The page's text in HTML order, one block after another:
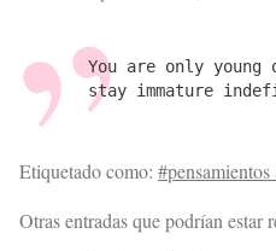
You are only young
stay immature
Etiquetado como:
Otras entradas que podrían estar